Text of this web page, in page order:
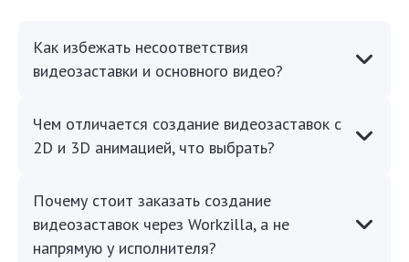
Как избежать несоответствия
видеозаставки и основного видео?
Чем отличается создание видеозаставок с
2D и 3D анимацией, что выбрать?
Почему стоит заказать создание
видеозаставок через Workzilla, а не
напрямую у исполнителя?